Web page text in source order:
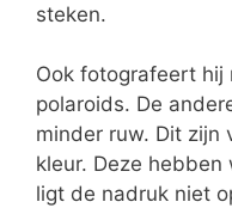
steken.
Ook fotografeert hij
polaroids. De
minder ruw. Dit zijn
kleur. Deze
ligt de nadruk niet